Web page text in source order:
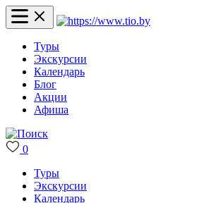
Туры
Экскурсии
Календарь
Блог
Акции
Афиша
0
Туры
Экскурсии
Календарь